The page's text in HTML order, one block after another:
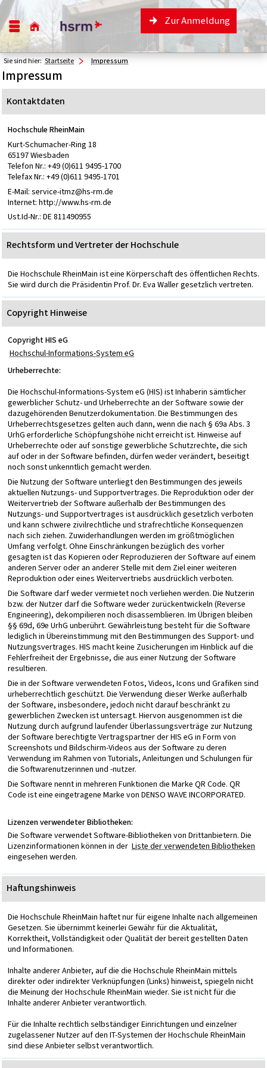
Zur Anmeldung
Sie sind hier: Startseite Impressum
Impressum
Kontaktdaten
Hochschule RheinMain
Kurt-Schumacher-Ring 18
65197 Wiesbaden
Telefon Nr.: +49 (0)611 9495-1700
Telefax Nr.: +49 (0)611 9495-1701
E-Mail: service-itmz@hs-rm.de
Internet: http://www.hs-rm.de
Ust.Id-Nr.: DE 811490955
Rechtsform und Vertreter der Hochschule
Die Hochschule RheinMain ist eine Körperschaft des öffentlichen Rechts.
Sie wird durch die Präsidentin Prof. Dr. Eva Waller gesetzlich vertreten.
Copyright Hinweise
Copyright HIS eG
Hochschul-Informations-System eG
Urheberrechte:
Die Hochschul-Informations-System eG (HIS) ist Inhaberin sämtlicher
gewerblicher Schutz- und Urheberrechte an der Software sowie der
dazugehörenden Benutzerdokumentation. Die Bestimmungen des
Urheberrechtsgesetzes gelten auch dann, wenn die nach § 69a Abs. 3
UrhG erforderliche Schöpfungshöhe nicht erreicht ist. Hinweise auf
Urheberrechte oder auf sonstige gewerbliche Schutzrechte, die sich
auf oder in der Software befinden, dürfen weder verändert, beseitigt
noch sonst unkenntlich gemacht werden.
Die Nutzung der Software unterliegt den Bestimmungen des jeweils
aktuellen Nutzungs- und Supportvertrages. Die Reproduktion oder der
Weitervertrieb der Software außerhalb der Bestimmungen des
Nutzungs- und Supportvertrages ist ausdrücklich gesetzlich verboten
und kann schwere zivilrechtliche und strafrechtliche Konsequenzen
nach sich ziehen. Zuwiderhandlungen werden im größtmöglichen
Umfang verfolgt. Ohne Einschränkungen bezüglich des vorher
gesagten ist das Kopieren oder Reproduzieren der Software auf einem
anderen Server oder an anderer Stelle mit dem Ziel einer weiteren
Reproduktion oder eines Weitervertriebs ausdrücklich verboten.
Die Software darf weder vermietet noch verliehen werden. Die Nutzerin
bzw. der Nutzer darf die Software weder zurückentwickeln (Reverse
Engineering), dekompilieren noch disassemblieren. Im Übrigen bleiben
§§ 69d, 69e UrhG unberührt. Gewährleistung besteht für die Software
lediglich in Übereinstimmung mit den Bestimmungen des Support- und
Nutzungsvertrages. HIS macht keine Zusicherungen im Hinblick auf die
Fehlerfreiheit der Ergebnisse, die aus einer Nutzung der Software
resultieren.
Die in der Software verwendeten Fotos, Videos, Icons und Grafiken sind
urheberrechtlich geschützt. Die Verwendung dieser Werke außerhalb
der Software, insbesondere, jedoch nicht darauf beschränkt zu
gewerblichen Zwecken ist untersagt. Hiervon ausgenommen ist die
Nutzung durch aufgrund laufender Überlassungsverträge zur Nutzung
der Software berechtigte Vertragspartner der HIS eG in Form von
Screenshots und Bildschirm-Videos aus der Software zu deren
Verwendung im Rahmen von Tutorials, Anleitungen und Schulungen für
die Softwarenutzerinnen und -nutzer.
Die Software nennt in mehreren Funktionen die Marke QR Code. QR
Code ist eine eingetragene Marke von DENSO WAVE INCORPORATED.
Lizenzen verwendeter Bibliotheken:
Die Software verwendet Software-Bibliotheken von Drittanbietern. Die
Lizenzinformationen können in der Liste der verwendeten Bibliotheken
eingesehen werden.
Haftungshinweis
Die Hochschule RheinMain haftet nur für eigene Inhalte nach allgemeinen
Gesetzen. Sie übernimmt keinerlei Gewähr für die Aktualität,
Korrektheit, Vollständigkeit oder Qualität der bereit gestellten Daten
und Informationen.
Inhalte anderer Anbieter, auf die die Hochschule RheinMain mittels
direkter oder indirekter Verknüpfungen (Links) hinweist, spiegeln nicht
die Meinung der Hochschule RheinMain wieder. Sie ist nicht für die
Inhalte anderer Anbieter verantwortlich.
Für die Inhalte rechtlich selbständiger Einrichtungen und einzelner
zugelassener Nutzer auf den IT-Systemen der Hochschule RheinMain
sind diese Anbieter selbst verantwortlich.